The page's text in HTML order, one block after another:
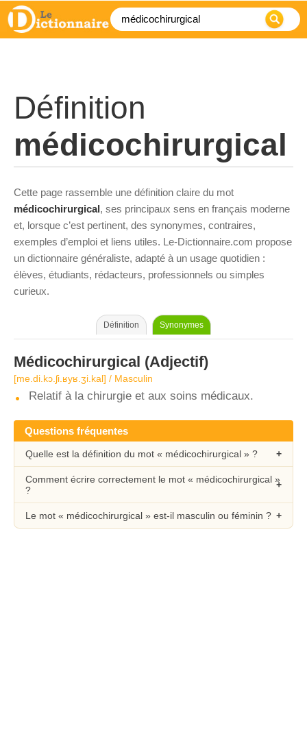
Définition
médicochirurgical
Cette page rassemble une définition claire du mot
médicochirurgical, ses principaux sens en français moderne
et, lorsque c’est pertinent, des synonymes, contraires,
exemples d’emploi et liens utiles. Le-Dictionnaire.com propose
un dictionnaire généraliste, adapté à un usage quotidien :
élèves, étudiants, rédacteurs, professionnels ou simples
curieux.
Définition Synonymes
Médicochirurgical (Adjectif)
[me.di.kɔ.ʃi.ʁyʁ.ʒi.kal] / Masculin
Relatif à la chirurgie et aux soins médicaux.
Questions fréquentes
Quelle est la définition du mot « médicochirurgical » ?
Comment écrire correctement le mot « médicochirurgical »
?
Le mot « médicochirurgical » est-il masculin ou féminin ?